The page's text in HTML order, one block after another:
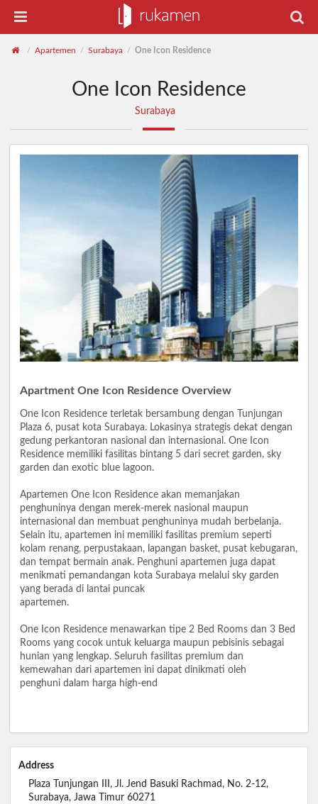
/ Apartemen / Surabaya / One Icon Residence
One Icon Residence
Surabaya
Apartment One Icon Residence Overview
One Icon Residence terletak bersambung dengan Tunjungan
Plaza 6, pusat kota Surabaya. Lokasinya strategis dekat dengan
gedung perkantoran nasional dan internasional. One Icon
Residence memiliki fasilitas bintang 5 dari secret garden, sky
garden dan exotic blue lagoon.
Apartemen One Icon Residence akan memanjakan
penghuninya dengan merek-merek nasional maupun
internasional dan membuat penghuninya mudah berbelanja.
Selain itu, apartemen ini memiliki fasilitas premium seperti
kolam renang, perpustakaan, lapangan basket, pusat kebugaran,
dan tempat bermain anak. Penghuni apartemen juga dapat
menikmati pemandangan kota Surabaya melalui sky garden
yang berada di lantai puncak
apartemen.
One Icon Residence menawarkan tipe 2 Bed Rooms dan 3 Bed
Rooms yang cocok untuk keluarga maupun pebisinis sebagai
hunian yang lengkap. Seluruh fasilitas premium dan
kemewahan dari apartemen ini dapat dinikmati oleh
penghuni dalam harga high-end
Address
Plaza Tunjungan III, Jl. Jend Basuki Rachmad, No. 2-12,
Surabaya, Jawa Timur 60271